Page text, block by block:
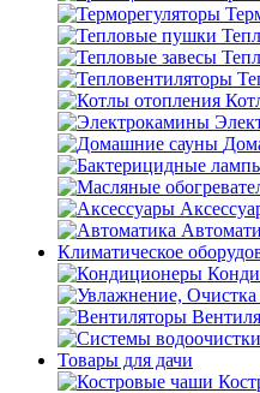
Климатическое
Товары для дачи